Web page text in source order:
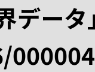
デー